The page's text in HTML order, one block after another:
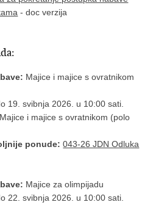
- doc verzija
Majice i majice s ovratnikom
19. svibnja 2026. u 10:00 sati.
Majice i majice s ovratnikom (polo
ponude:043-26 JDN Odluka
Majice za olimpijadu
22. svibnja 2026. u 10:00 sati.